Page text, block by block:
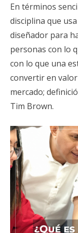
En términos
disciplina que
diseñador para
personas con lo
con lo que una
convertir en
mercado;
Tim Brown.